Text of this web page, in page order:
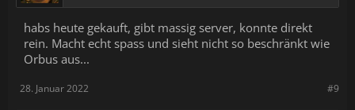
habs heute gekauft, gibt massig server, konnte direkt
rein. Macht echt spass und sieht nicht so beschränkt wie
Orbus aus...
#9
28. Januar 2022